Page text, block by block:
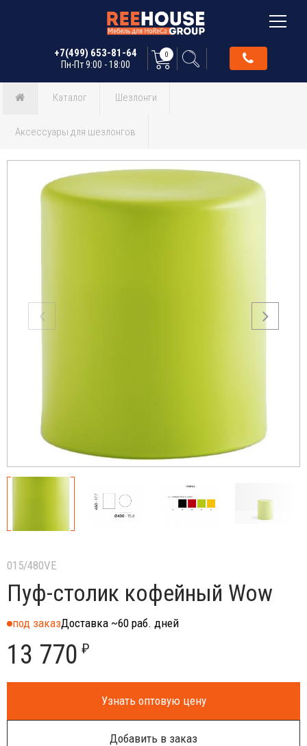
+7(499) 653-81-64
Пн-Пт 9:00 - 18:00
0
Каталог Шезлонги
Аксессуары для шезлонгов
015/480VE
Пуф-столик кофейный Wow
под заказДоставка ~60 раб. дней
13 770 ₽
Узнать оптовую цену
Добавить в заказ